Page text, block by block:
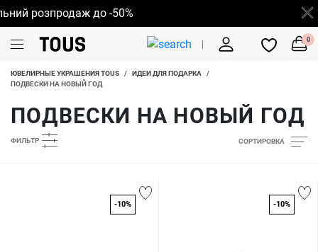
розпродаж до -50%
0
ЮВЕЛИРНЫЕ УКРАШЕНИЯ TOUS / ИДЕИ ДЛЯ ПОДАРКА
/
ПОДВЕСКИ НА НОВЫЙ ГОД
ПОДВЕСКИ НА НОВЫЙ ГОД
СОРТИРОВКА
ФИЛЬТР
-10% -10%